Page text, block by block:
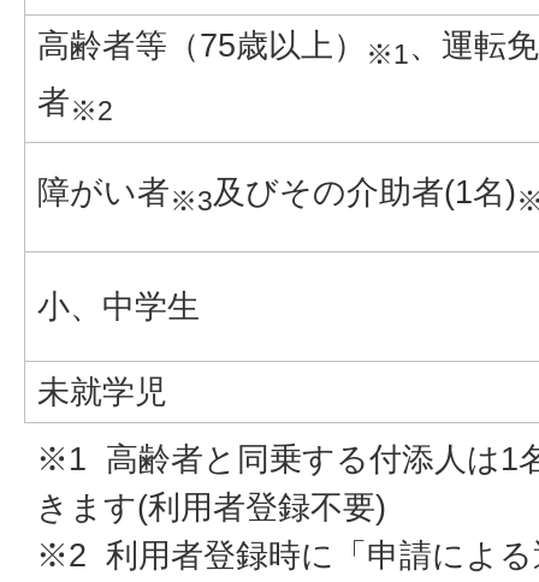
高齢者等（75歳以上） ※1、運転
者※2
障がい者※3及びその介助者(1名)
小、中学生
未就学児
※1 高齢者と同乗する付添人は1
きます(利用者登録不要)
※2 利用者登録時に「申請による